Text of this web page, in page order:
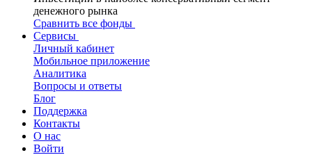
денежного рынка
Сравнить все фонды
Сервисы
Личный кабинет
Мобильное приложение
Аналитика
Вопросы и ответы
Блог
Поддержка
Контакты
О нас
Войти